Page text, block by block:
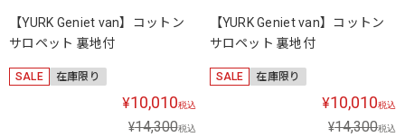
【YURK Geniet van】コットン
サロペット 裏地付
SALE 在庫限り
¥10,010税込
¥14,300税込
【YURK Geniet van】コットン
サロペット 裏地付
SALE 在庫限り
¥10,010税込
¥14,300税込